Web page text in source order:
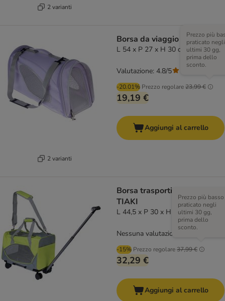
2 varianti
2 varianti
Borsa da viaggio Sporty - L
L 54 x P 27 x H 30 cm lavanda
-20.01% Prezzo regolare23,99 €
Prezzo più
praticato negli
ultimi 30 gg,
prima dello
sconto.
19,19 €
Valutazione: 4.8/5
Aggiungi al carrello
Borsa trasportino con ruote
TIAKI
L 44,5 x P 30 x H 30 cm
-15% Prezzo regolare37,99 €
Prezzo più basso
praticato negli
ultimi 30 gg,
prima dello
sconto.
32,29 €
Nessuna valutazione
Aggiungi al carrello